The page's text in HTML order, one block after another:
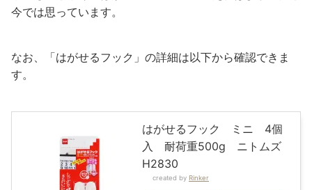
今では思っています。
なお、「はがせるフック」の詳細は以下から確認できま
す。
はがせるフック ミニ 4個
入 耐荷重500g ニトムズ
H2830
created by Rinker